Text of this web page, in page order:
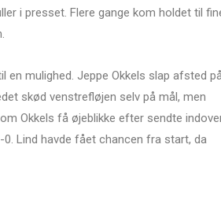
i presset. Flere gange kom holdet til
mulighed. Jeppe Okkels slap afsted
skød venstrefløjen selv på mål, men
Okkels få øjeblikke efter sendte
Lind havde fået chancen fra start, da